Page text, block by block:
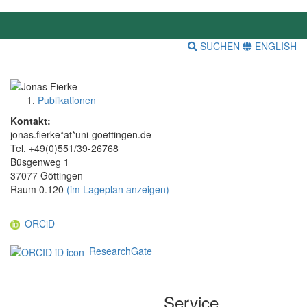
SUCHEN ENGLISH
Publikationen
Kontakt:
jonas.fierke*at*uni-goettingen.de
Tel. +49(0)551/39-26768
Büsgenweg 1
37077 Göttingen
Raum 0.120 (im Lageplan anzeigen)
ORCiD
ResearchGate
Service